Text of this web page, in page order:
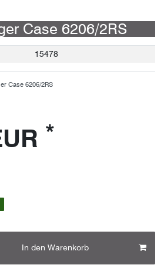
Case 6206/2RS
15478
Case 6206/2RS
*
In den Warenkorb